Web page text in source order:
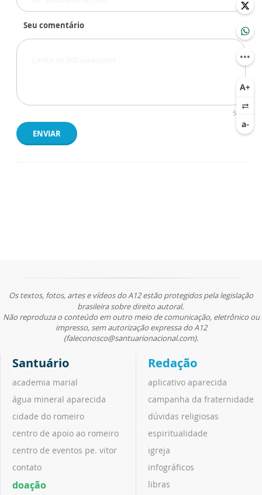
Seu comentário
500
ENVIAR
Os textos, fotos, artes e vídeos do A12 estão protegidos pela legislação
brasileira sobre direito autoral.
Não reproduza o conteúdo em outro meio de comunicação, eletrônico ou
impresso, sem autorização expressa do A12
(faleconosco@santuarionacional.com).
Santuário
academia marial
água mineral aparecida
cidade do romeiro
centro de apoio ao romeiro
centro de eventos pe. vitor
contato
doação
Redação
aplicativo aparecida
campanha da fraternidade
dúvidas religiosas
espiritualidade
igreja
infográficos
libras